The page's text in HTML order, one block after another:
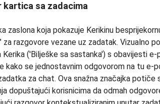
kartica sa zadacima